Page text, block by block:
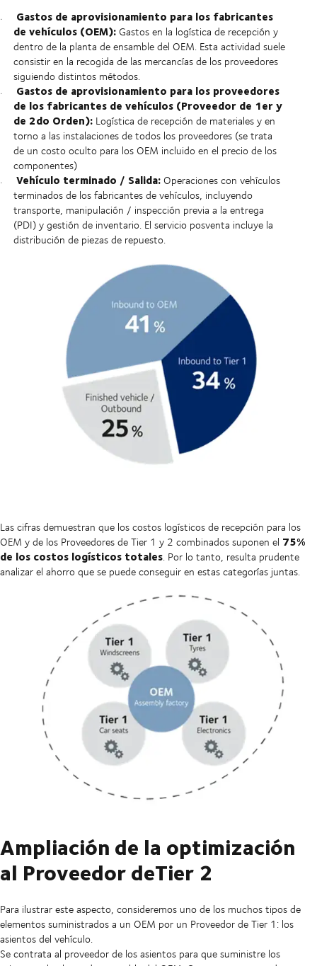
Gastos de aprovisionamiento para los fabricantes
de vehículos (OEM):Gastos en la logística de recepción y
dentro de la planta de ensamble del OEM. Esta actividad suele
consistir en la recogida de las mercancías de los proveedores
siguiendo distintos métodos.
Gastos de aprovisionamiento para los proveedores
de los fabricantes de vehículos (Proveedor de 1er y
de 2do Orden):Logística de recepción de materiales y en
torno a las instalaciones de todos los proveedores (se trata
de un costo oculto para los OEM incluido en el precio de los
componentes)
Vehículo terminado / Salida:Operaciones con vehículos
terminados de los fabricantes de vehículos, incluyendo
transporte, manipulación / inspección previa a la entrega
(PDI) y gestión de inventario. El servicio posventa incluye la
distribución de piezas de repuesto.
Las cifras demuestran que los costos logísticos de recepción para los
OEM y de los Proveedores de Tier 1 y 2 combinados suponen el 75%
de los costos logísticos totales. Por lo tanto, resulta prudente
analizar el ahorro que se puede conseguir en estas categorías juntas.
Ampliación de la optimización
al Proveedor deTier 2
Para ilustrar este aspecto, consideremos uno de los muchos tipos de
elementos suministrados a un OEM por un Proveedor de Tier 1: los
asientos del vehículo.
Se contrata al proveedor de los asientos para que suministre los